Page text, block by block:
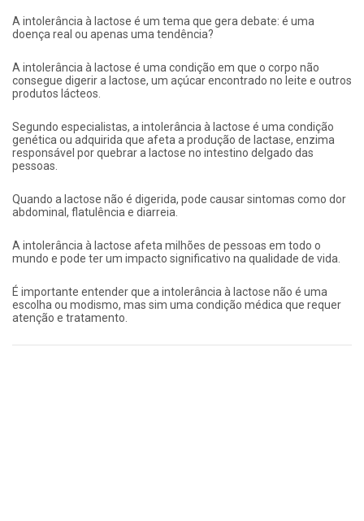
A intolerância à lactose é um tema que gera debate: é uma
doença real ou apenas uma tendência?
A intolerância à lactose é uma condição em que o corpo não
consegue digerir a lactose, um açúcar encontrado no leite e outros
produtos lácteos.
Segundo especialistas, a intolerância à lactose é uma condição
genética ou adquirida que afeta a produção de lactase, enzima
responsável por quebrar a lactose no intestino delgado das
pessoas.
Quando a lactose não é digerida, pode causar sintomas como dor
abdominal, flatulência e diarreia.
A intolerância à lactose afeta milhões de pessoas em todo o
mundo e pode ter um impacto significativo na qualidade de vida.
É importante entender que a intolerância à lactose não é uma
escolha ou modismo, mas sim uma condição médica que requer
atenção e tratamento.